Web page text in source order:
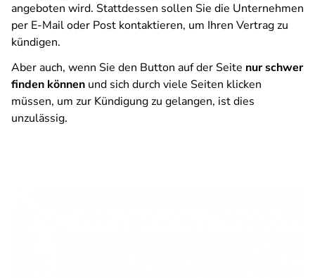
angeboten wird. Stattdessen sollen Sie die Unternehmen
per E-Mail oder Post kontaktieren, um Ihren Vertrag zu
kündigen.
Aber auch, wenn Sie den Button auf der Seite nur schwer
finden können und sich durch viele Seiten klicken
müssen, um zur Kündigung zu gelangen, ist dies
unzulässig.